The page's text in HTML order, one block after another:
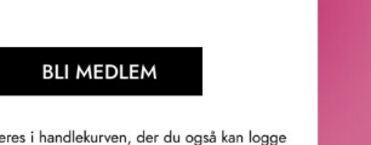
med duftlyset fra The Ritual of
refillen inkluderer ikke nye pinner,